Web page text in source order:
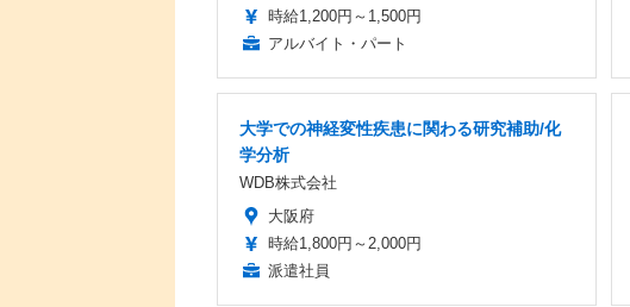
時給1,200円～1,500円
アルバイト・パート
大学での神経変性疾患に関わる研究補助/化
学分析
WDB株式会社
大阪府
時給1,800円～2,000円
派遣社員